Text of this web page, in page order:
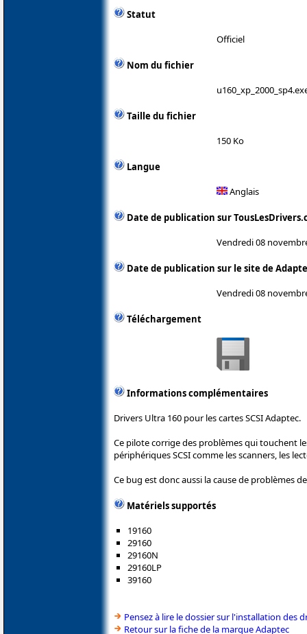
Statut
Officiel
Nom du fichier
Taille du fichier
150 Ko
Langue
Anglais
Date de publication sur
Vendredi 08
Date de publication sur le site de
Vendredi 08
Téléchargement
Informations complémentaires
Drivers Ultra 160 pour les cartes SCSI Adaptec.
Ce pilote corrige des problèmes qui touchent
périphériques SCSI comme les scanners, les
Ce bug est donc aussi la cause de problèmes
Matériels supportés
19160
29160
29160N
29160LP
39160
Pensez à lire le dossier sur l'installation des
Retour sur la fiche de la marque Adaptec